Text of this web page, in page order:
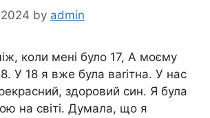
by admin
коли мені було 17, А моєму
У 18 я вже була ваrітна. У нас
здоровий син. Я була
на світі. Думала, що я